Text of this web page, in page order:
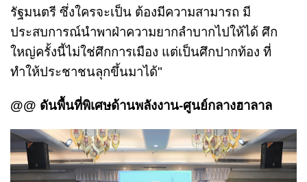
รัฐมนตรี ซึ่งใครจะเป็น ต้องมีความสามารถ มี
ประสบการณ์นำพาฝ่าความยากลำบากไปให้ได้ ศึก
ใหญ่ครั้งนี้ไม่ใช่ศึกการเมือง แต่เป็นศึกปากท้อง ที่
ทำให้ประชาชนลุกขึ้นมาได้"
@@ ดันพื้นที่พิเศษด้านพลังงาน-ศูนย์กลางฮาลาล